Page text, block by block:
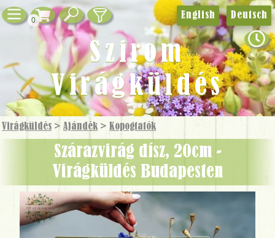
0
Virágküldés >Ajándék > Kopogtatók
Szárazvirág dísz, 20cm -
Virágküldés Budapesten
English Deutsch
Szirom
Virágküldés